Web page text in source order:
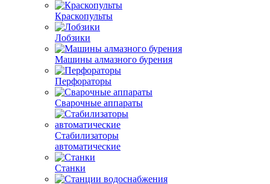
Краскопульты
Лобзики
Машины алмазного бурения
Перфораторы
Сварочные аппараты
Стабилизаторы
автоматические
Станки